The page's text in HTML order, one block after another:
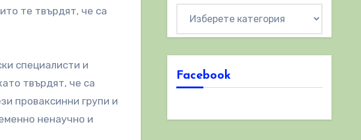
те твърдят, че са
специалисти и
твърдят, че са
проваксинни групи и
ненаучно и
Facebook